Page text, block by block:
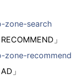
zone-search
」
recommend
」